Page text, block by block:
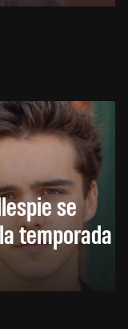
se
temporada